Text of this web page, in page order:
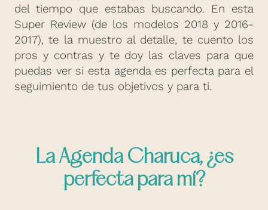
del tiempo que estabas buscando. En esta
Super Review (de los modelos 2018 y 2016-
2017), te la muestro al detalle, te cuento los
pros y contras y te doy las claves para que
puedas ver si esta agenda es perfecta para el
seguimiento de tus objetivos y para ti.
La Agenda Charuca, ¿es
perfecta para mí?